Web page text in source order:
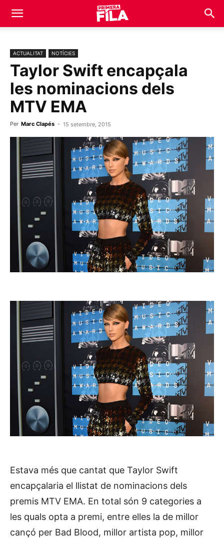
ACTUALITAT NOTÍCIES
Taylor Swift encapçala
les nominacions dels
MTV EMA
Per Marc Clapés - 15 setembre, 2015
Estava més que cantat que Taylor Swift
encapçalaria el llistat de nominacions dels
premis MTV EMA. En total són 9 categories a
les quals opta a premi, entre elles la de millor
cançó per Bad Blood, millor artista pop, millor